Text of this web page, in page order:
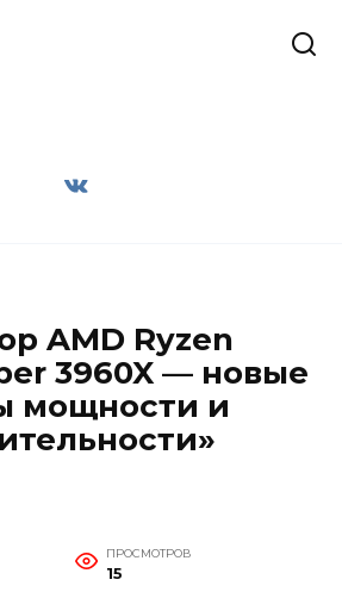
AMD Ryzen
3960X — новые
мощности и
ПРОСМОТРОВ
15